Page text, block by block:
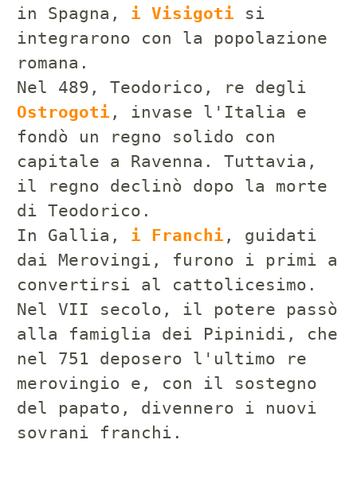
in Spagna, i Visigoti si
integrarono con la popolazione
romana.
Nel 489, Teodorico, re degli
Ostrogoti , invase l'Italia e
fondò un regno solido con
capitale a Ravenna. Tuttavia,
il regno declinò dopo la morte
di Teodorico.
In Gallia, i Franchi , guidati
dai Merovingi, furono i primi a
convertirsi al cattolicesimo.
Nel VII secolo, il potere passò
alla famiglia dei Pipinidi, che
nel 751 deposero l'ultimo re
merovingio e, con il sostegno
del papato, divennero i nuovi
sovrani franchi.